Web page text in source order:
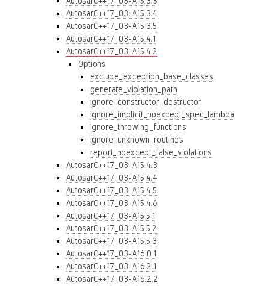
AutosarC++17_03-A15.3.4
AutosarC++17_03-A15.3.5
AutosarC++17_03-A15.4.1
AutosarC++17_03-A15.4.2
Options
exclude_exception_base_classes
generate_violation_path
ignore_constructor_destructor
ignore_implicit_noexcept_spec_lambda
ignore_throwing_functions
ignore_unknown_routines
report_noexcept_false_violations
AutosarC++17_03-A15.4.3
AutosarC++17_03-A15.4.4
AutosarC++17_03-A15.4.5
AutosarC++17_03-A15.4.6
AutosarC++17_03-A15.5.1
AutosarC++17_03-A15.5.2
AutosarC++17_03-A15.5.3
AutosarC++17_03-A16.0.1
AutosarC++17_03-A16.2.1
AutosarC++17_03-A16.2.2